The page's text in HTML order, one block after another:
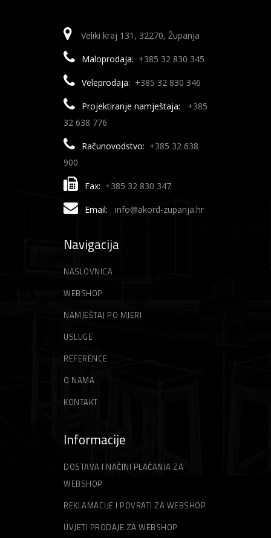
Veliki kraj 131, 32270, Županja
Maloprodaja: +385 32 830 345
Veleprodaja: +385 32 830 346
Projektiranje namještaja:
+385
32 638 776
Računovodstvo: +385 32 638
900
Fax: +385 32 830 347
Email: info@akord-zupanja.hr
Navigacija
NASLOVNICA
WEBSHOP
NAMJEŠTAJ PO MJERI
USLUGE
REFERENCE
O NAMA
KONTAKT
Informacije
DOSTAVA I NAČINI PLAĆANJA ZA
WEBSHOP
REKLAMACIJE I POVRATI ZA WEBSHOP
UVJETI PRODAJE ZA WEBSHOP